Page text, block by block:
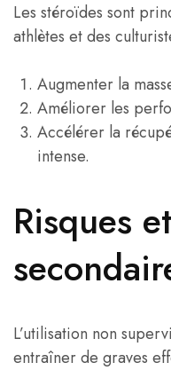
Les stéroïdes sont
athlètes et des
Augmenter la
Améliorer les
Accélérer la
intense.
Risques
L’utilisation non
entraîner de graves